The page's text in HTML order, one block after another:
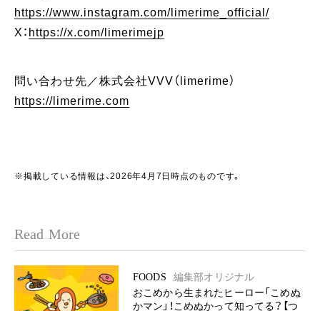
https://www.instagram.com/limerime_official/
X： https://x.com/limerimejp
問い合わせ先／株式会社VVV（limerime）
https://limerime.com
※掲載している情報は、2026年4月7日時点のものです。
Read More
FOODS
編集部オリジナル
おこめから生まれたヒーロー「こめぬ
かマン」！こめぬかって知ってる？【つ